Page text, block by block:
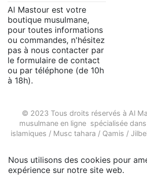
Al Mastour est votre
boutique musulmane,
pour toutes informations
ou commandes, n'hésitez
pas à nous contacter par
le formulaire de contact
ou par téléphone (de 10h
à 18h).
© 2023 Tous droits réservés à Al
musulmane en lignespécialisée dans
islamiques / Musc tahara / Qamis /
Nous utilisons des cookies pour
expérience sur notre site web.